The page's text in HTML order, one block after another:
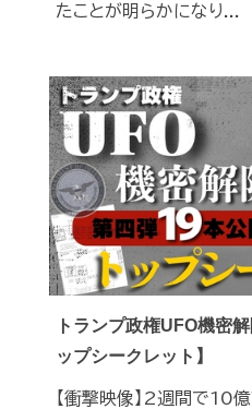
たことが明らかになり...
トランプ政権UFO機密
ップシークレット】
【衝撃映像】2週間で10